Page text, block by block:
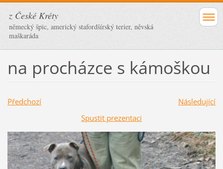
z České Kréty
německý špic, americký stafordšírský terier, něvská
maškaráda
na procházce s kámoškou
Předchozí
Následující
Spustit prezentaci